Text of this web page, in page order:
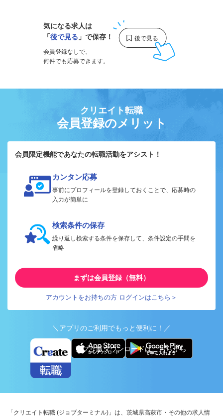
気になる求人は
「後で見る 」で保存！
会員登録なしで、
何件でも応募できます。
クリエイト転職
会員登録のメリット
会員限定機能であなたの転職活動をアシスト！
カンタン応募
事前にプロフィールを登録しておくことで、応募時の
入力が簡単に
検索条件の保存
繰り返し検索する条件を保存して、条件設定の手間を
省略
まずは会員登録（無料）
アカウントをお持ちの方 ログインはこちら＞
＼アプリのご利用でもっと便利に！／
アプリ版ダウンロードはこちらから
「クリエイト転職 (ジョブターミナル)」は、茨城県高萩市・その他の求人情